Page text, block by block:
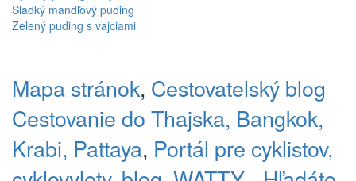
Sladký mandľový puding
Zelený puding s vajciami
Mapa stránok, Cestovatelský blog
Cestovanie do Thajska, Bangkok,
Krabi, Pattaya, Portál pre cyklistov,